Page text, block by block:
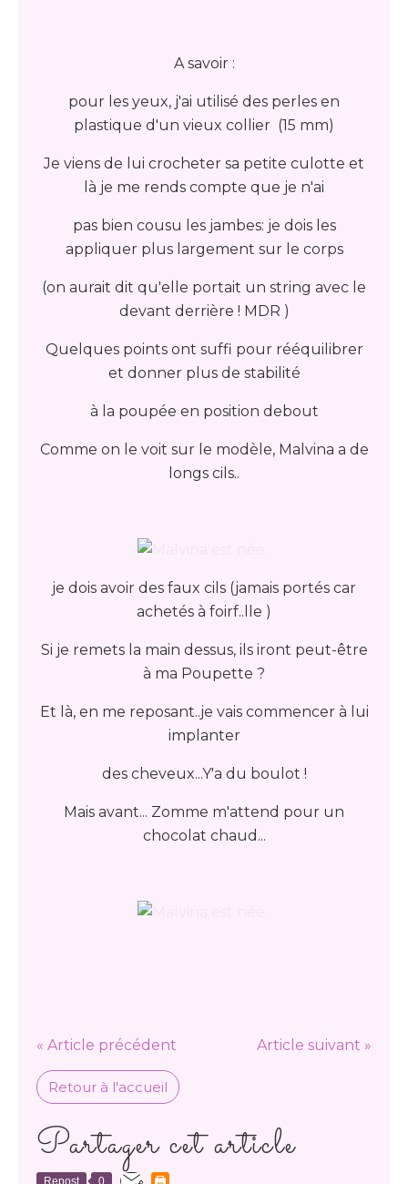
A savoir :
pour les yeux, j'ai utilisé des perles en
plastique d'un vieux collier (15 mm)
Je viens de lui crocheter sa petite culotte et
là je me rends compte que je n'ai
pas bien cousu les jambes: je dois les
appliquer plus largement sur le corps
(on aurait dit qu'elle portait un string avec le
devant derrière ! MDR )
Quelques points ont suffi pour rééquilibrer
et donner plus de stabilité
à la poupée en position debout
Comme on le voit sur le modèle, Malvina a de
longs cils..
je dois avoir des faux cils (jamais portés car
achetés à foirf..lle )
Si je remets la main dessus, ils iront peut-être
à ma Poupette ?
Et là, en me reposant..je vais commencer à lui
implanter
des cheveux...Y'a du boulot !
Mais avant... Zomme m'attend pour un
chocolat chaud...
« Article précédent Article suivant »
Retour à l'accueil
Partager cet article
Repost 0